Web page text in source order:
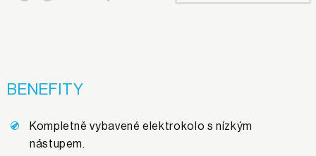
BENEFITY
Kompletně vybavené elektrokolo s nízkým
nástupem.